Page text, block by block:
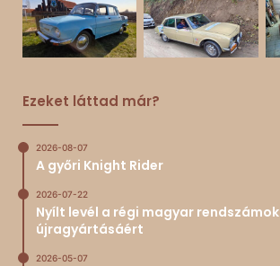
Ezeket láttad már?
2026-08-07
A győri Knight Rider
2026-07-22
Nyílt levél a régi magyar rendszámok
újragyártásáért
2026-05-07